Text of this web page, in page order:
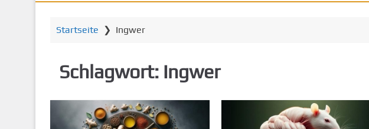
t
Startseite ❯ Ingwer
Schlagwort: Ingwer